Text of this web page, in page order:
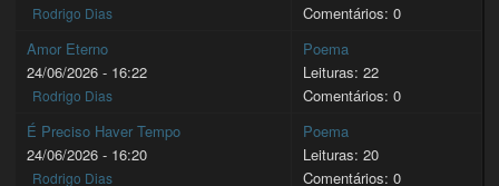
Rodrigo Dias
Comentários: 0
Amor Eterno
24/06/2026 - 16:22
Rodrigo Dias
Poema
Leituras: 22
Comentários: 0
É Preciso Haver Tempo
24/06/2026 - 16:20
Rodrigo Dias
Poema
Leituras: 20
Comentários: 0